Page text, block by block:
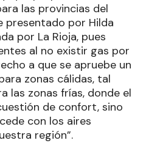
las provincias del
presentado por Hilda
por La Rioja, pues
al no existir gas por
a que se apruebe un
zonas cálidas, tal
las zonas frías, donde el
de confort, sino
con los aires
región”.